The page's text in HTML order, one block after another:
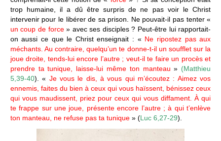
trop humaine, il a dû être surpris de ne pas voir le Christ
intervenir pour le libérer de sa prison. Ne pouvait-il pas tenter «
un coup de force» avec ses disciples ? Peut-être lui rapportait-
on aussi ce que le Christ enseignait : « Ne ripostez pas aux
méchants. Au contraire, quelqu’un te donne-t-il un soufflet sur la
joue droite, tends-lui encore l’autre ; veut-il te faire un procès et
prendre ta tunique, laisse-lui même ton manteau » (Matthieu
5,39-40). « Je vous le dis, à vous qui m’écoutez : Aimez vos
ennemis, faites du bien à ceux qui vous haïssent, bénissez ceux
qui vous maudissent, priez pour ceux qui vous diffament. À qui
te frappe sur une joue, présente encore l’autre ; à qui t’enlève
ton manteau, ne refuse pas ta tunique» (Luc 6,27-29).